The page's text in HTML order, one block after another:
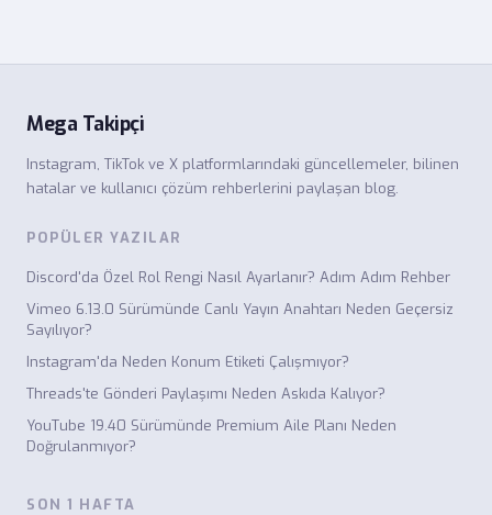
Mega Takipçi
Instagram, TikTok ve X platformlarındaki güncellemeler, bilinen
hatalar ve kullanıcı çözüm rehberlerini paylaşan blog.
POPÜLER YAZILAR
Discord'da Özel Rol Rengi Nasıl Ayarlanır? Adım Adım Rehber
Vimeo 6.13.0 Sürümünde Canlı Yayın Anahtarı Neden Geçersiz
Sayılıyor?
Instagram'da Neden Konum Etiketi Çalışmıyor?
Threads'te Gönderi Paylaşımı Neden Askıda Kalıyor?
YouTube 19.40 Sürümünde Premium Aile Planı Neden
Doğrulanmıyor?
SON 1 HAFTA